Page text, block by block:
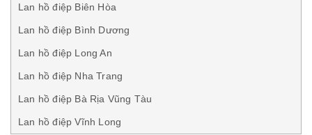
Lan hồ điệp Biên Hòa
Lan hồ điệp Bình Dương
Lan hồ điệp Long An
Lan hồ điệp Nha Trang
Lan hồ điệp Bà Rịa Vũng Tàu
Lan hồ điệp Vĩnh Long